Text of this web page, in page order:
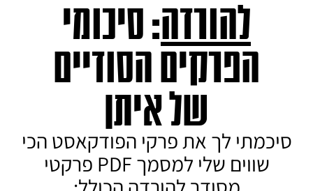
להורדה: סיכומי
הפרקים הסודיים
של איתן
סיכמתי לך את פרקי הפודקאסט הכי
שווים שלי למסמך PDF פרקטי